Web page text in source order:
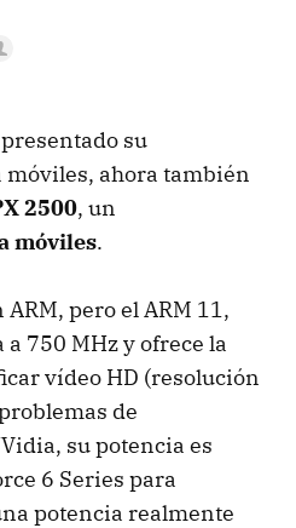
su
ahora también
2500, un
móviles.
pero el ARM 11,
750 MHz y ofrece la
vídeo HD (resolución
de
su potencia es
6 Series para
potencia realmente